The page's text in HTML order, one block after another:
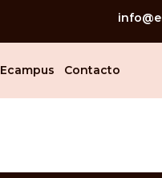
Ecampus Contacto